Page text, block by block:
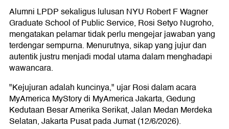
Alumni LPDP sekaligus lulusan NYU Robert F Wagner
Graduate School of Public Service, Rosi Setyo Nugroho,
mengatakan pelamar tidak perlu mengejar jawaban yang
terdengar sempurna. Menurutnya, sikap yang jujur dan
autentik justru menjadi modal utama dalam menghadapi
wawancara.
"Kejujuran adalah kuncinya," ujar Rosi dalam acara
MyAmerica MyStory di MyAmerica Jakarta, Gedung
Kedutaan Besar Amerika Serikat, Jalan Medan Merdeka
Selatan, Jakarta Pusat pada Jumat (12/6/2026).